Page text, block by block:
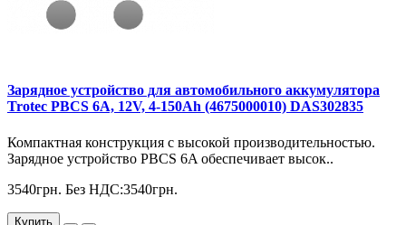
Зарядное устройство для автомобильного аккумулятора
Trotec PBCS 6A, 12V, 4-150Ah (4675000010) DAS302835
Компактная конструкция с высокой производительностью.
Зарядное устройство PBCS 6A обеспечивает высок..
3540грн. Без НДС:3540грн.
Купить